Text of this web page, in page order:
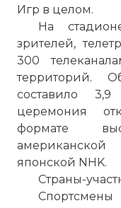
Игр в целом.
На
зрителей,
300
территорий.
составило
церемония
формате
японской NHK.
Страны-
Спортсмены